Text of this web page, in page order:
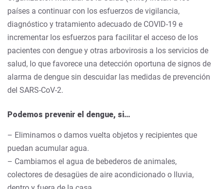
países a continuar con los esfuerzos de vigilancia,
diagnóstico y tratamiento adecuado de COVID-19 e
incrementar los esfuerzos para facilitar el acceso de los
pacientes con dengue y otras arbovirosis a los servicios de
salud, lo que favorece una detección oportuna de signos de
alarma de dengue sin descuidar las medidas de prevención
del SARS-CoV-2.
Podemos prevenir el dengue, si…
– Eliminamos o damos vuelta objetos y recipientes que
puedan acumular agua.
– Cambiamos el agua de bebederos de animales,
colectores de desagües de aire acondicionado o lluvia,